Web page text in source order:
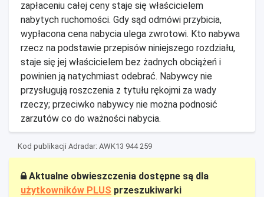
zapłaceniu całej ceny staje się właścicielem
nabytych ruchomości. Gdy sąd odmówi przybicia,
wypłacona cena nabycia ulega zwrotowi. Kto nabywa
rzecz na podstawie przepisów niniejszego rozdziału,
staje się jej właścicielem bez żadnych obciążeń i
powinien ją natychmiast odebrać. Nabywcy nie
przysługują roszczenia z tytułu rękojmi za wady
rzeczy; przeciwko nabywcy nie można podnosić
zarzutów co do ważności nabycia.
Kod publikacji Adradar: AWK13 944 259
Aktualne obwieszczenia dostępne są dla
użytkowników PLUS przeszukiwarki